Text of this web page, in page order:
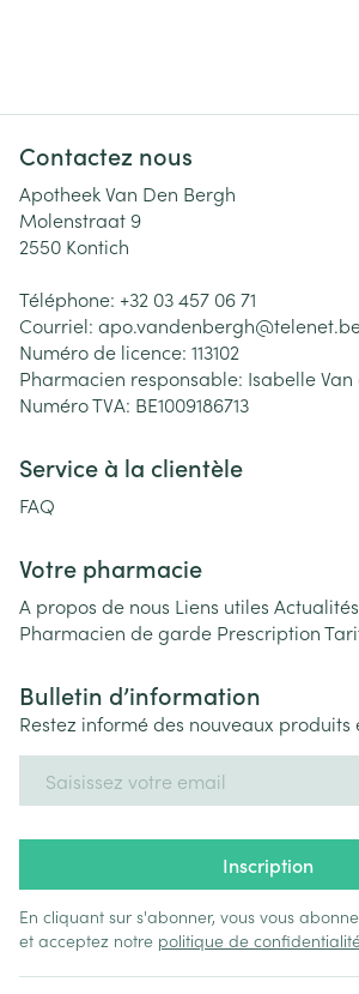
Contactez nous
Apotheek Van Den Bergh
Molenstraat 9
2550 Kontich
Téléphone: +32 03 457 06 71
Courriel: apo.vandenbergh@
Numéro de licence: 113102
Pharmacien responsable: Isabelle
Numéro TVA: BE1009186713
Service à la clientèle
FAQ
Votre pharmacie
A propos de nous Liens utiles
Pharmacien de garde Prescription
Bulletin d’information
Restez informé des nouveaux produits
Inscription
En cliquant sur s'abonner, vous vous
et acceptez notre politique de